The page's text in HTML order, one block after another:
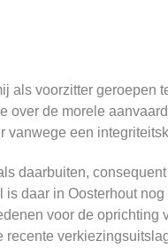
als voorzitter geroepen
over de morele
vanwege een
daarbuiten,
daar in Oosterhout
voor de oprichting